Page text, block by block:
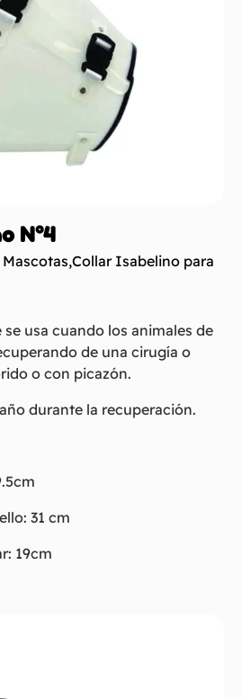
N°4
,Collar Isabelino para
usa cuando los animales de
de una cirugía o
o con picazón.
durante la recuperación.
31 cm
19cm